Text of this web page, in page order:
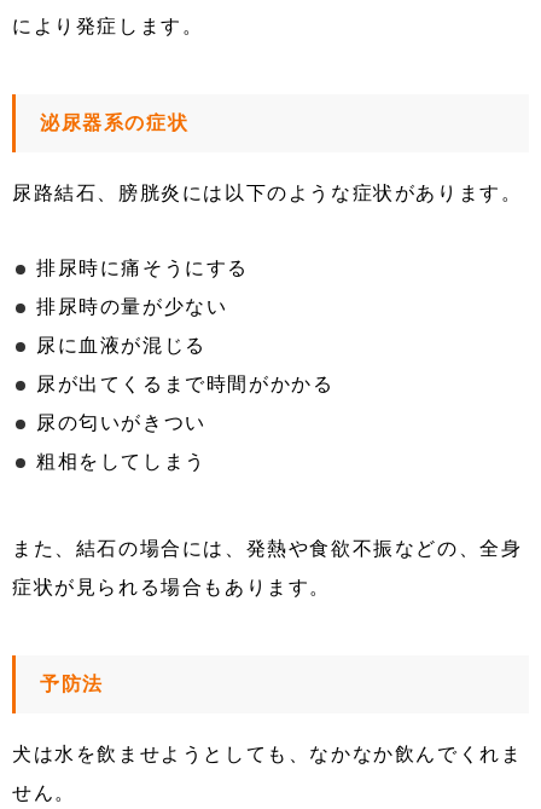
により発症します。
泌尿器系の症状
尿路結石、膀胱炎には以下のような症状があります。
排尿時に痛そうにする
排尿時の量が少ない
尿に血液が混じる
尿が出てくるまで時間がかかる
尿の匂いがきつい
粗相をしてしまう
また、結石の場合には、発熱や食欲不振などの、全身
症状が見られる場合もあります。
予防法
犬は水を飲ませようとしても、なかなか飲んでくれま
せん。